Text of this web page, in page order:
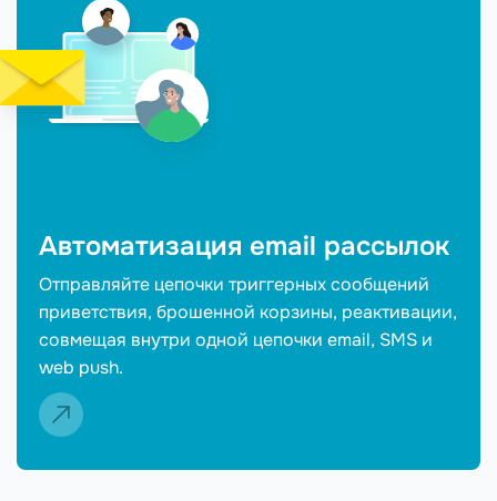
Автоматизация email рассылок
Отправляйте цепочки триггерных сообщений
приветствия, брошенной корзины, реактивации,
совмещая внутри одной цепочки email, SMS и
web push.